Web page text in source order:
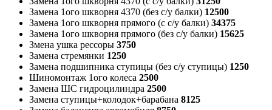
Замена 1ого шкворня 4370 (без с/у балки) 12500
Замена 1ого шкворня прямого (с с/у балки) 34375
Замена 1ого шкворня прямого (без с/у балки) 15625
Змена ушка рессоры 3750
Замена стремянки 1250
Замена подшипника ступицы (без с/у ступицы) 1250
Шиномонтаж 1ого колеса 2500
Замена ШС гидроцилиндра 2500
Замена ступицы+колодок+барабана 8125